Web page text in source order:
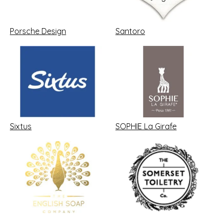
Porsche Design Santoro
Sixtus SOPHIE La Girafe